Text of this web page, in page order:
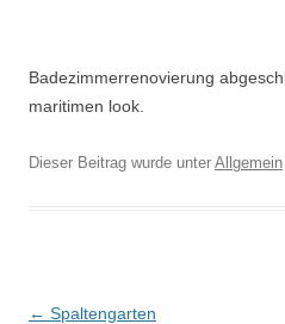
Badezimmerrenovierung
maritimen look.
Dieser Beitrag wurde unter Allgemein
Beitrags-
← Spaltengarten